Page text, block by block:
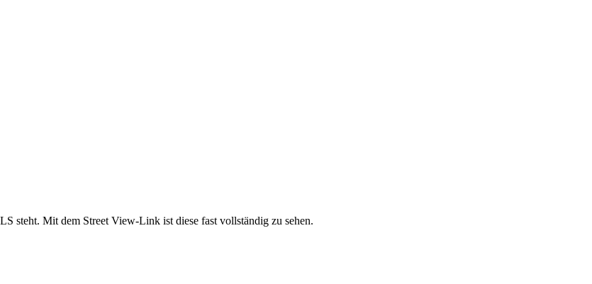
steht. Mit dem Street View-Link ist diese fast vollständig zu sehen.